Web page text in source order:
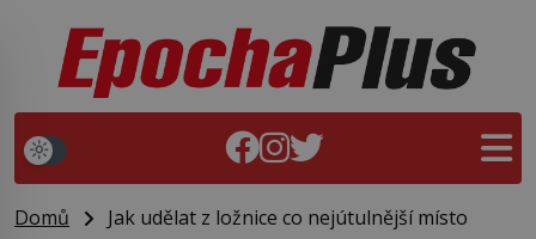
Domů Jak udělat z ložnice co nejútulnější místo